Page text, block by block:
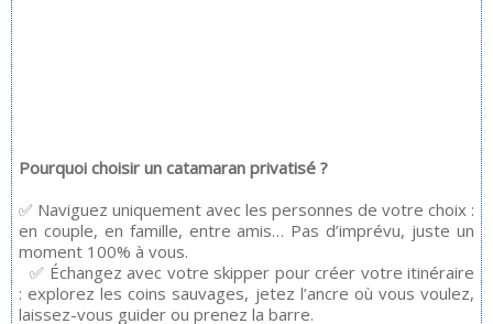
Pourquoi choisir un catamaran privatisé ?
✅ Naviguez uniquement avec les personnes de votre choix :
en couple, en famille, entre amis… Pas d’imprévu, juste un
moment 100% à vous.
✅ Échangez avec votre skipper pour créer votre itinéraire
: explorez les coins sauvages, jetez l’ancre où vous voulez,
laissez-vous guider ou prenez la barre.